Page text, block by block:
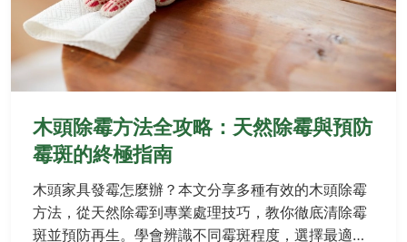
木頭除霉方法全攻略：天然除霉與預防
霉斑的終極指南
木頭家具發霉怎麼辦？本文分享多種有效的木頭除霉
方法，從天然除霉到專業處理技巧，教你徹底清除霉
斑並預防再生。學會辨識不同霉斑程度，選擇最適合